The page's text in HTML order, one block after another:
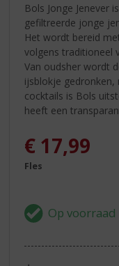
Bols Jonge Jenever
gefiltreerde jonge
Het wordt bereid
volgens traditioneel
Van oudsher wordt
ijsblokje
cocktails is Bols
heeft een
€ 17,99
Fles